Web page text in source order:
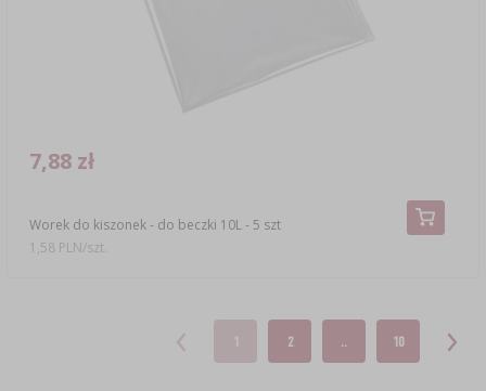
Worek do kiszonek - do beczki 10L - 5 szt
7,88 zł
1,58 PLN/szt.
1 2 .. 10